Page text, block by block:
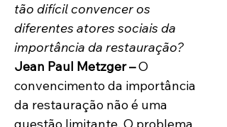
tão difícil convencer os
diferentes atores sociais da
importância da restauração?
Jean Paul Metzger – O
convencimento da importância
da restauração não é uma